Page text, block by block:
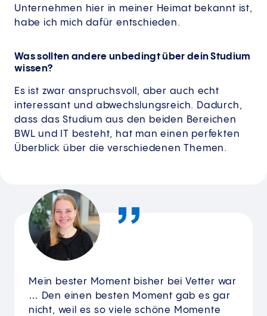
Unternehmen hier in meiner Heimat bekannt ist,
habe ich mich dafür entschieden.
Was sollten andere unbedingt über dein Studium
wissen?
Es ist zwar anspruchsvoll, aber auch echt
interessant und abwechslungsreich. Dadurch,
dass das Studium aus den beiden Bereichen
BWL und IT besteht, hat man einen perfekten
Überblick über die verschiedenen Themen.
Mein bester Moment bisher bei Vetter war
… Den einen besten Moment gab es gar
nicht, weil es so viele schöne Momente